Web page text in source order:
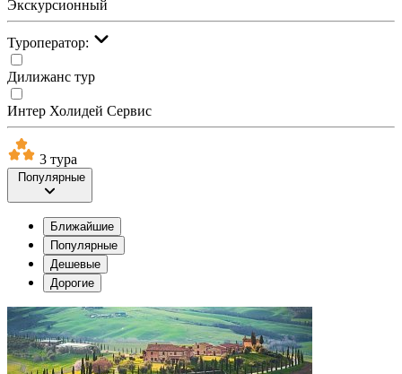
Экскурсионный
Туроператор:
Дилижанс тур
Интер Холидей Сервис
3 тура
Популярные
Ближайшие
Популярные
Дешевые
Дорогие